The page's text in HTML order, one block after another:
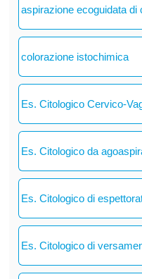
aspirazione ecoguidata di
colorazione istochimica
Es. Citologico Cervico-
Es. Citologico da
Es. Citologico di
Es. Citologico di